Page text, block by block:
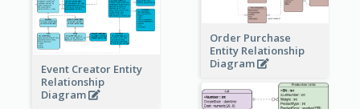
Order Purchase
Entity Relationship
Diagram
Event Creator Entity
Relationship
Diagram